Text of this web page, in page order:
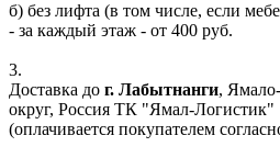
б) без лифта (в том числе, если
- за каждый этаж - от 400 руб.
3.
Доставка до г. Лабытнанги,
округ, Россия ТК "Ямал-Логистик"
(оплачивается покупателем